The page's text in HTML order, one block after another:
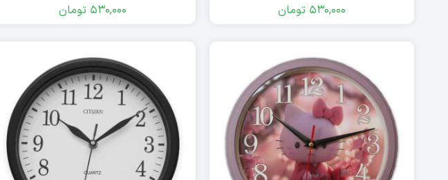
530,000 تومان 530,000 تومان